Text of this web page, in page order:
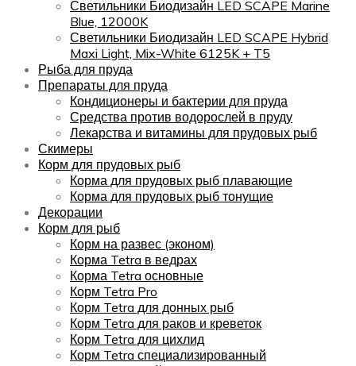
Светильники Биодизайн LED SCAPE Marine
Blue, 12000K
Светильники Биодизайн LED SCAPE Hybrid
Maxi Light, Mix-White 6125K + T5
Рыба для пруда
Препараты для пруда
Кондиционеры и бактерии для пруда
Средства против водорослей в пруду
Лекарства и витамины для прудовых рыб
Скимеры
Корм для прудовых рыб
Корма для прудовых рыб плавающие
Корма для прудовых рыб тонущие
Декорации
Корм для рыб
Корм на развес (эконом)
Корма Tetra в ведрах
Корма Tetra основные
Корм Tetra Pro
Корм Tetra для донных рыб
Корм Tetra для раков и креветок
Корм Tetra для цихлид
Корм Tetra специализированный